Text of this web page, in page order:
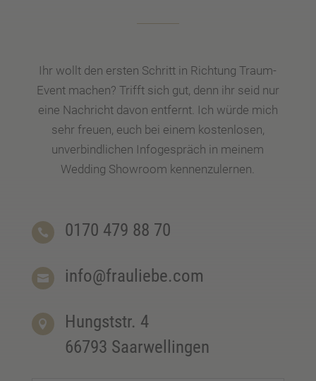
Ihr wollt den ersten Schritt in Richtung Traum-
Event machen? Trifft sich gut, denn ihr seid nur
eine Nachricht davon entfernt. Ich würde mich
sehr freuen, euch bei einem kostenlosen,
unverbindlichen Infogespräch in meinem
Wedding Showroom kennenzulernen.
 0170 479 88 70
 info@frauliebe.com

Hungststr. 4
66793 Saarwellingen